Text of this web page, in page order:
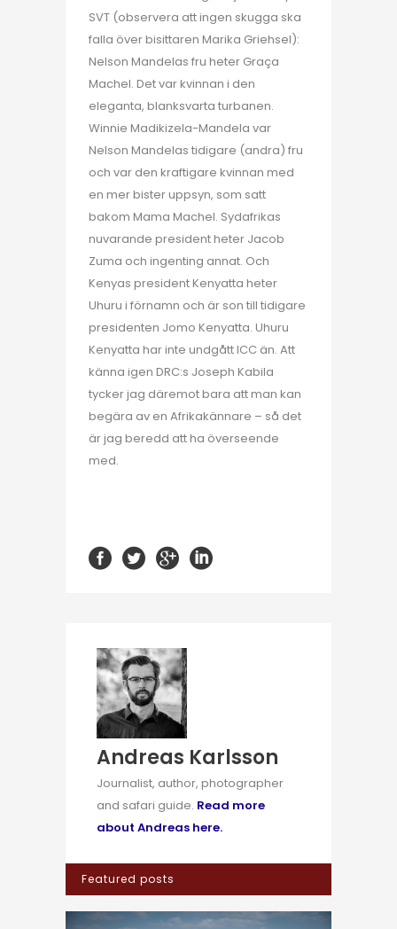
SVT (observera att ingen skugga ska
falla över bisittaren Marika Griehsel):
Nelson Mandelas fru heter Graça
Machel. Det var kvinnan i den
eleganta, blanksvarta turbanen.
Winnie Madikizela-Mandela var
Nelson Mandelas tidigare (andra) fru
och var den kraftigare kvinnan med
en mer bister uppsyn, som satt
bakom Mama Machel. Sydafrikas
nuvarande president heter Jacob
Zuma och ingenting annat. Och
Kenyas president Kenyatta heter
Uhuru i förnamn och är son till tidigare
presidenten Jomo Kenyatta. Uhuru
Kenyatta har inte undgått ICC än. Att
känna igen DRC:s Joseph Kabila
tycker jag däremot bara att man kan
begära av en Afrikakännare – så det
är jag beredd att ha överseende
med.
Andreas Karlsson
Journalist, author, photographer
and safari guide. Read more
about Andreas here.
Featured posts